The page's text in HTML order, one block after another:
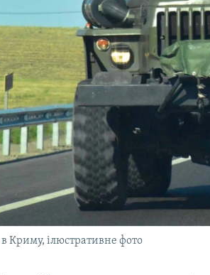
в Криму, ілюстративне фото